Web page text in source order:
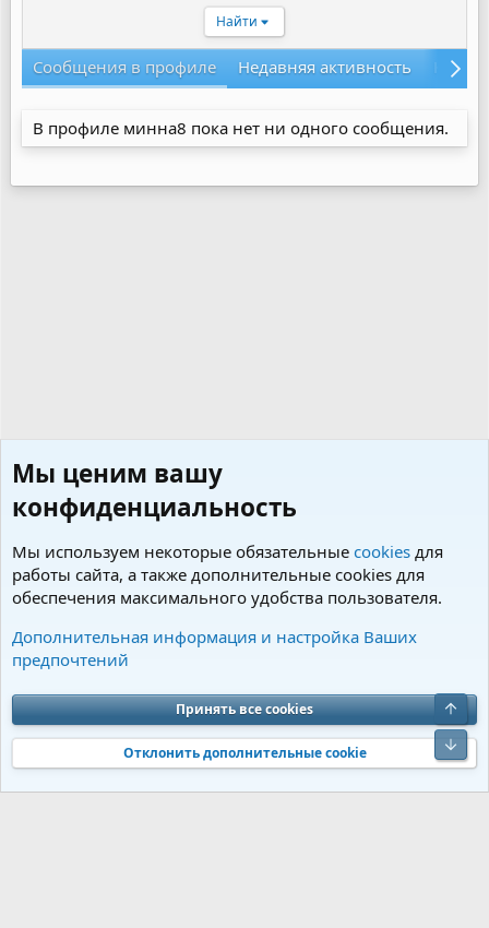
Найти
Сообщения в профиле Недавняя активность
В профиле минна8 пока нет ни одного сообщения.
Пользователи
Cookies Charm by DCom
Обратная связь
Условия и правила
Политика конфиденциальности
Помощь
S
S
Community platform by XenForo® © 2010-2026 XenForo Ltd. Перевод от
Jumuro®|Media embeds via s9e/MediaSites
Мы ценим вашу
конфиденциальность
Мы используем некоторые обязательные cookies для
работы сайта, а также дополнительные cookies для
обеспечения максимального удобства пользователя.
Дополнительная информация и настройка Ваших
предпочтений
Принять все cookies
Отклонить дополнительные cookie
Верх
Низ